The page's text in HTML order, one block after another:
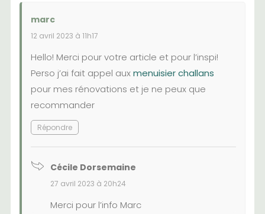
marc
12 avril 2023 à 11h17
Hello! Merci pour votre article et pour l’inspi!
Perso j’ai fait appel auxmenuisier challans
pour mes rénovations et je ne peux que
recommander
Répondre
Cécile Dorsemaine
27 avril 2023 à 20h24
Merci pour l’info Marc